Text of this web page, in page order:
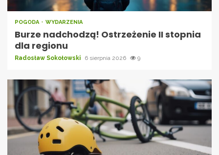
POGODA WYDARZENIA
Burze nadchodzą! Ostrzeżenie II stopnia
dla regionu
Radosław Sokołowski 6 sierpnia 2026 9